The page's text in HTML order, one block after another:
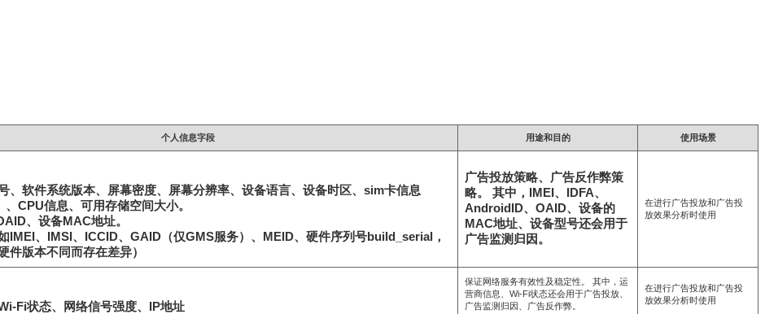
个人信息字段 用途和目的 使用场景
、软件系统版本、屏幕密度、屏幕分辨率、设备语言、设备时区、sim卡信息
、CPU信息、可用存储空间大小。
、设备MAC地址。
IMEI、IMSI、ICCID、GAID（仅GMS服务）、MEID、硬件序列号build_serial，
件版本不同而存在差异）
广告投放策略、广告反作弊策
略。 其中，IMEI、IDFA、
AndroidID、OAID、设备的
MAC地址、设备型号还会用于
广告监测归因。
在进行广告投放和广告投
放效果分析时使用
Fi状态、网络信号强度、IP地址
保证网络服务有效性及稳定性。 其中，运
营商信息、Wi-Fi状态还会用于广告投放、
广告监测归因、广告反作弊。
在进行广告投放和广告投
放效果分析时使用